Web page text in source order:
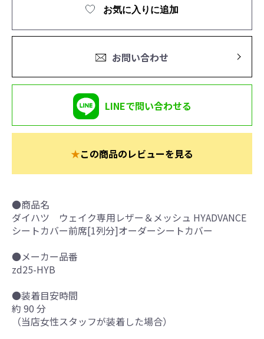
お気に入りに追加
お問い合わせ
LINEで問い合わせる
★この商品のレビューを見る
●商品名
ダイハツ ウェイク専用レザー＆メッシュ HYADVANCE
シートカバー前席[1列分]オーダーシートカバー
●メーカー品番
zd25-HYB
●装着目安時間
約 90 分
（当店女性スタッフが装着した場合）